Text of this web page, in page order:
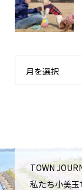
月を選択
TOWN
私たち小美